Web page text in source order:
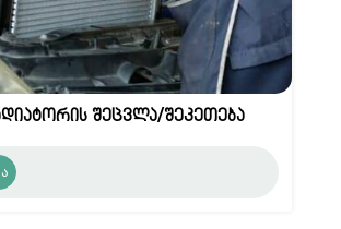
შეცვლა/შეკეთება